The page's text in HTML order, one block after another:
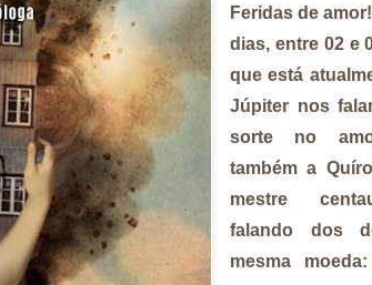
Feridas de amor!
dias, entre 02 e
que está
Júpiter nos
sorte no
também a
mestre
falando dos
mesma